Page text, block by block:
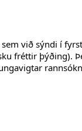
við sýndi í
fréttir þýðing).